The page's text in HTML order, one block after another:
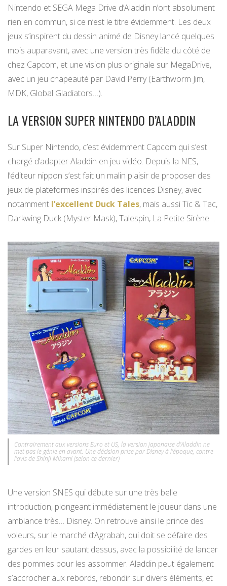
Nintendo et SEGA Mega Drive d’Aladdin n’ont absolument
rien en commun, si ce n’est le titre évidemment. Les deux
jeux s’inspirent du dessin animé de Disney lancé quelques
mois auparavant, avec une version très fidèle du côté de
chez Capcom, et une vision plus originale sur MegaDrive,
avec un jeu chapeauté par David Perry (Earthworm Jim,
MDK, Global Gladiators…).
LA VERSION SUPER NINTENDO D’ALADDIN
Sur Super Nintendo, c’est évidemment Capcom qui s’est
chargé d’adapter Aladdin en jeu vidéo. Depuis la NES,
l’éditeur nippon s’est fait un malin plaisir de proposer des
jeux de plateformes inspirés des licences Disney, avec
notamment l’excellent Duck Tales, mais aussi Tic & Tac,
Darkwing Duck (Myster Mask), Talespin, La Petite Sirène…
Contrairement aux versions Euro et US, la version japonaise d’Aladdin ne
met pas le génie en avant. Une décision prise par Disney à l’époque, contre
l’avis de Shinji Mikami (selon ce dernier)
Une version SNES qui débute sur une très belle
introduction, plongeant immédiatement le joueur dans une
ambiance très… Disney. On retrouve ainsi le prince des
voleurs, sur le marché d’Agrabah, qui doit se défaire des
gardes en leur sautant dessus, avec la possibilité de lancer
des pommes pour les assommer. Aladdin peut également
s’accrocher aux rebords, rebondir sur divers éléments, et